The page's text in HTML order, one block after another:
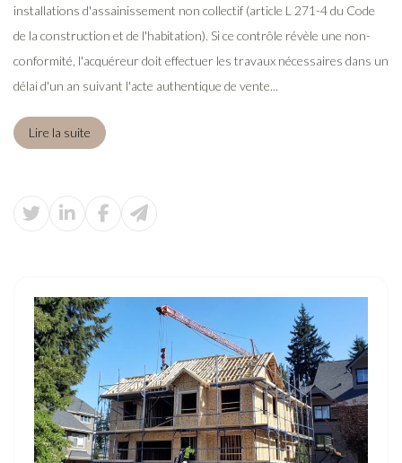
installations d'assainissement non collectif (article L 271-4 du Code
de la construction et de l'habitation). Si ce contrôle révèle une non-
conformité, l'acquéreur doit effectuer les travaux nécessaires dans un
délai d'un an suivant l'acte authentique de vente...
Lire la suite